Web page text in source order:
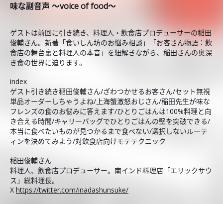
味な副音声 ～voice of food～
ゲストは前回に引き続き、料理人・飲食店プロデューサーの稲田
俊輔さん。新著「食いしん坊のお悩み相談」「お客さん物語：飲
食店の舞台裏と料理人の本音」を紐解きながら、稲田さんの奥深
き食の世界に迫ります。
index
ゲスト引き続き稲田俊輔さん/ざわつかせるお客さん/セット無視
単品オーダーしちゃうよね/上海蟹激怒おじさん/稲田先生が味な
フレンズの食のお悩みに答えます/ひとりごはんは100%料理と向
き合える時間/キャリーバッグでひとりごはんの壁を突破できる/
本当に食べたいものが見つかるまで食べない/選択しないルーテ
ィンを決めてみよう/対飲食店向けモテテクニック
稲田俊輔さん
料理人、飲食店プロデューサー。南インド料理店「エリックサウ
ス」総料理長。
X https://twitter.com/inadashunsuke/